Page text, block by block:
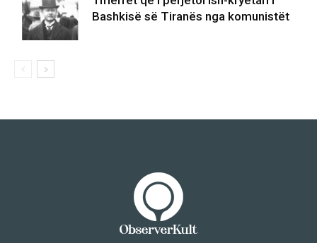
Bashkisë së Tiranës nga komunistët